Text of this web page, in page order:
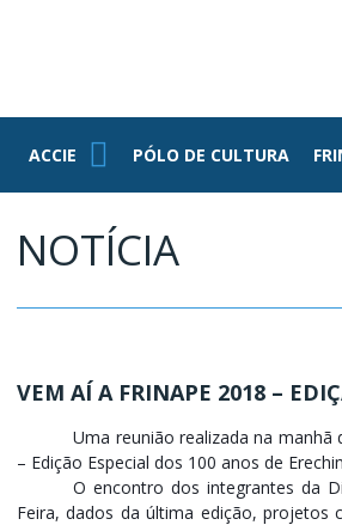
ACCIE
ACCIE PÓLO DE CULTURA
NOTÍCIA
VEM AÍ A FRINAPE 2018 –
Uma reunião realizada na manhã
– Edição Especial dos 100 anos de
O encontro dos integrantes da
Feira, dados da última edição, projetos